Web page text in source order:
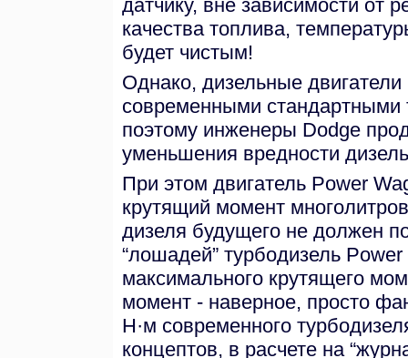
датчику, вне зависимости от
качества топлива,
будет чистым!
Однако, дизельные
современными стандартными
поэтому инженеры Dodge
уменьшения вредности
При этом двигатель Power
крутящий момент
дизеля будущего не должен
“лошадей” турбодизель
максимального крутящего
момент - наверное, просто
Н·м современного
концептов, в расчете на